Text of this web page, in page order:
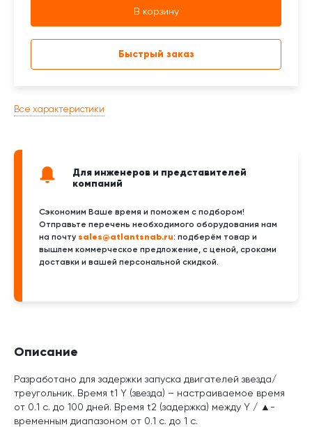
Все характеристики
Для инженеров и представителей
компаний
Сэкономим Ваше время и поможем с подбором!
Отправьте перечень необходимого оборудования нам
на почту sales@atlantsnab.ru: подберём товар и
вышлем коммерческое предложение, с ценой, сроками
доставки и вашей персональной скидкой.
В корзину
Быстрый заказ
Описание
Разработано для задержки запуска двигателей звезда/
треугольник. Время t1 Y (звезда) – настраиваемое время
от 0.1 с. до 100 дней. Время t2 (задержка) между Y / ▲-
временным диапазоном от 0.1 с. до 1 с.